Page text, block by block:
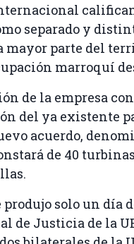
separado y
mayor parte del
marroquí
de la empresa
del ya existente
acuerdo,
de 40
solo un día
de Justicia de la